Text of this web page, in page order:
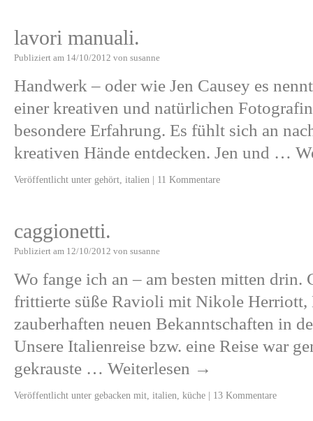
lavori manuali.
Publiziert am 14/10/2012 von susanne
Handwerk – oder wie Jen Causey es
einer kreativen und natürlichen
besondere Erfahrung. Es fühlt sich an
kreativen Hände entdecken. Jen und …
Veröffentlicht unter gehört italien | 11 Kommentare
caggionetti.
Publiziert am 12/10/2012 von susanne
Wo fange ich an – am besten mitten
frittierte süße Ravioli mit Nikole Herriott,
zauberhaften neuen Bekanntschaften in
Unsere Italienreise bzw. eine Reise war
gekrauste … Weiterlesen →
Veröffentlicht unter gebacken mit italien küche | 13 Kommentare